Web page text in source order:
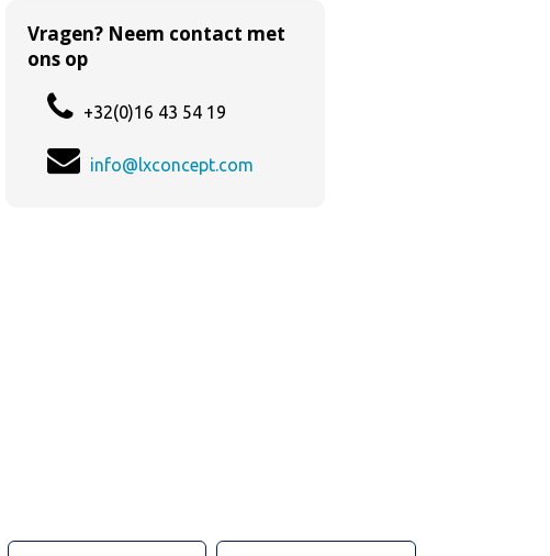
Vragen? Neem contact met
ons op
+32(0)16 43 54 19
info@lxconcept.com